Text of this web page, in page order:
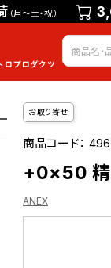
（月～土・祝）
お取り寄せ
商品コード：
+0×50 精
ANEX